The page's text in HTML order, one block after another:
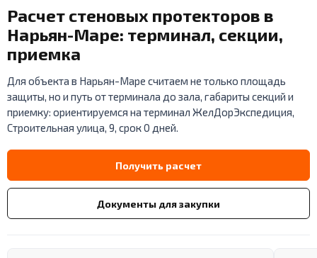
Расчет стеновых протекторов в
Нарьян-Маре: терминал, секции,
приемка
Для объекта в Нарьян-Маре считаем не только площадь
защиты, но и путь от терминала до зала, габариты секций и
приемку: ориентируемся на терминал ЖелДорЭкспедиция,
Строительная улица, 9, срок 0 дней.
Получить расчет
Документы для закупки